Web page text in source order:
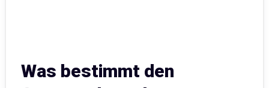
Was bestimmt den